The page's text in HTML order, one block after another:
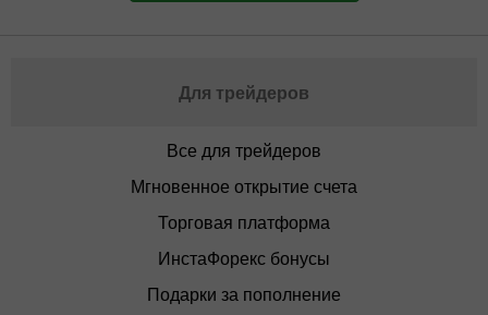
Для трейдеров
Все для трейдеров
Мгновенное открытие счета
Торговая платформа
ИнстаФорекс бонусы
Подарки за пополнение